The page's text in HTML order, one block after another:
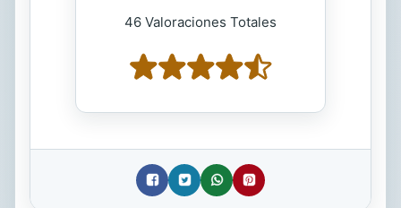
46 Valoraciones Totales